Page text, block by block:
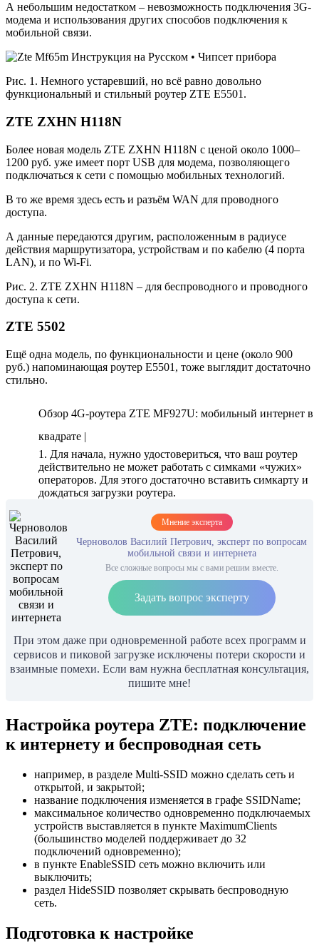
А небольшим недостатком – невозможность подключения 3G-
модема и использования других способов подключения к
мобильной связи.
Рис. 1. Немного устаревший, но всё равно довольно
функциональный и стильный роутер ZTE E5501.
ZTE ZXHN H118N
Более новая модель ZTE ZXHN H118N с ценой около 1000–
1200 руб. уже имеет порт USB для модема, позволяющего
подключаться к сети с помощью мобильных технологий.
В то же время здесь есть и разъём WAN для проводного
доступа.
А данные передаются другим, расположенным в радиусе
действия маршрутизатора, устройствам и по кабелю (4 порта
LAN), и по Wi-Fi.
Рис. 2. ZTE ZXHN H118N – для беспроводного и проводного
доступа к сети.
ZTE 5502
Ещё одна модель, по функциональности и цене (около 900
руб.) напоминающая роутер Е5501, тоже выглядит достаточно
стильно.
Обзор 4G-роутера ZTE MF927U: мобильный интернет в
квадрате |
1. Для начала, нужно удостовериться, что ваш роутер
действительно не может работать с симками «чужих»
операторов. Для этого достаточно вставить симкарту и
дождаться загрузки роутера.
Мнение эксперта
Черноволов Василий Петрович, эксперт по вопросам
мобильной связи и интернета
Все сложные вопросы мы с вами решим вместе.
Задать вопрос эксперту
При этом даже при одновременной работе всех программ и
сервисов и пиковой загрузке исключены потери скорости и
взаимные помехи. Если вам нужна бесплатная консультация,
пишите мне!
Настройка роутера ZTE: подключение
к интернету и беспроводная сеть
например, в разделе Multi-SSID можно сделать сеть и
открытой, и закрытой;
название подключения изменяется в графе SSIDName;
максимальное количество одновременно подключаемых
устройств выставляется в пункте MaximumClients
(большинство моделей поддерживает до 32
подключений одновременно);
в пункте EnableSSID сеть можно включить или
выключить;
раздел HideSSID позволяет скрывать беспроводную
сеть.
Подготовка к настройке